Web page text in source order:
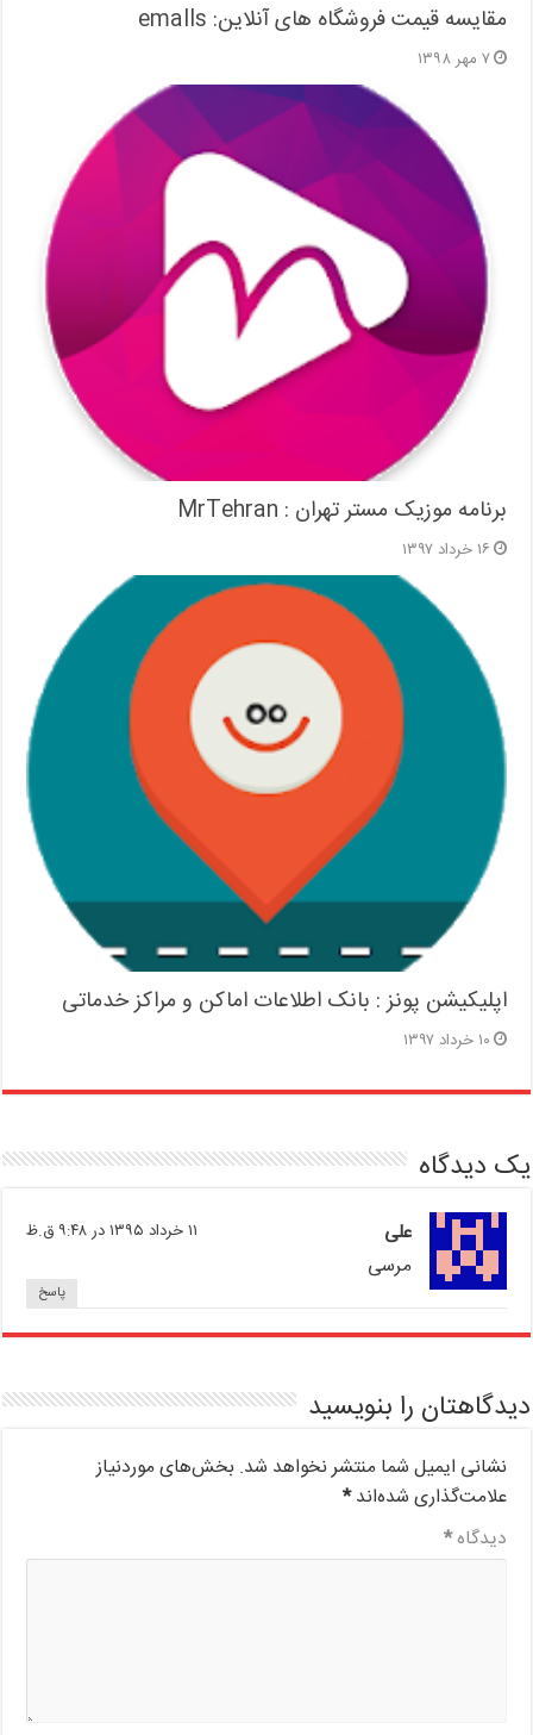
مقایسه قیمت فروشگاه های آنلاین: emalls
۷ مهر ۱۳۹۸
برنامه موزیک مستر تهران : MrTehran
۱۶ خرداد ۱۳۹۷
اپلیکیشن پونز : بانک اطلاعات اماکن و مراکز خدماتی
۱۰ خرداد ۱۳۹۷
یک دیدگاه
علی ۱۱ خرداد ۱۳۹۵ در ۹:۴۸ ق.ظ
مرسی
پاسخ
دیدگاهتان را بنویسید
نشانی ایمیل شما منتشر نخواهد شد. بخش‌های موردنیاز
علامت‌گذاری شده‌اند*
دیدگاه*